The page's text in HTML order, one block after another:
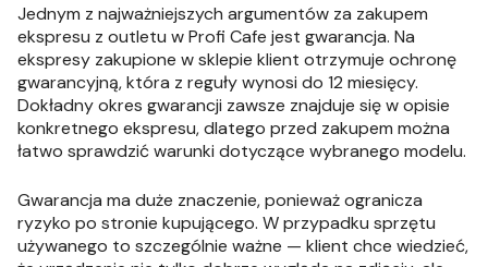
Jednym z najważniejszych argumentów za zakupem
ekspresu z outletu w Profi Cafe jest gwarancja. Na
ekspresy zakupione w sklepie klient otrzymuje ochronę
gwarancyjną, która z reguły wynosi do 12 miesięcy.
Dokładny okres gwarancji zawsze znajduje się w opisie
konkretnego ekspresu, dlatego przed zakupem można
łatwo sprawdzić warunki dotyczące wybranego modelu.
Gwarancja ma duże znaczenie, ponieważ ogranicza
ryzyko po stronie kupującego. W przypadku sprzętu
używanego to szczególnie ważne — klient chce wiedzieć,